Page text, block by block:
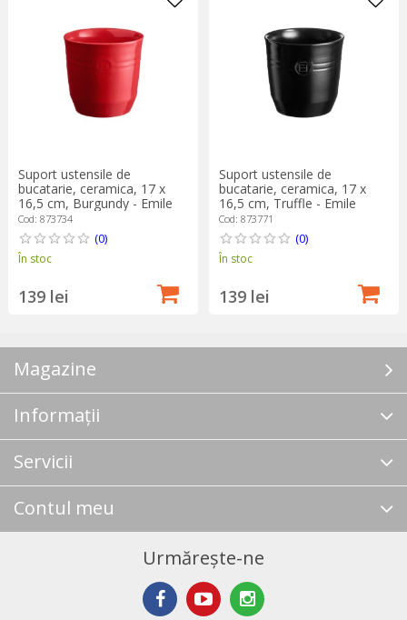
Suport ustensile de
bucatarie, ceramica, 17 x
16,5 cm, Burgundy - Emile
Henry
Cod: 873734
(0)
În stoc
139 lei
Suport ustensile de
bucatarie, ceramica, 17 x
16,5 cm, Truffle - Emile
Henry
Cod: 873771
(0)
În stoc
139 lei
Magazine
Informații
Servicii
Contul meu
Urmărește-ne